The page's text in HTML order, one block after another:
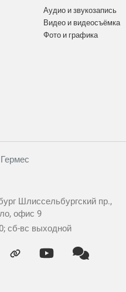
Аудио и звукозапись
Видео и видеосъёмка
Фото и графика
Шлиссельбургский пр.,
офис 9
сб-вс выходной